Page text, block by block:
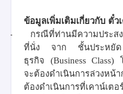
ข้อมูลเพิ่มเติมเกี่ยวกับ ตั๋ว
-
กรณีที่ท่านมีความประส
ที่นั่ง จาก
ชั้นประหยัด
ธุรกิจ (Business Class)
จะต้องดำเนินการล่วงหน้
ต้องดำเนินการที่เคาน์เ